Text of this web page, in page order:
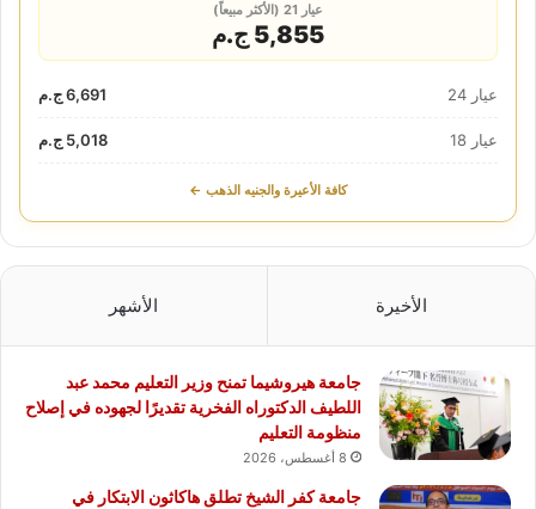
عيار 21 (الأكثر مبيعاً)
5,855 ج.م
عيار 24 6,691 ج.م
عيار 18 5,018 ج.م
كافة الأعيرة والجنيه الذهب ←
الأخيرة الأشهر
جامعة هيروشيما تمنح وزير التعليم محمد عبد
اللطيف الدكتوراه الفخرية تقديرًا لجهوده في إصلاح
منظومة التعليم
8 أغسطس، 2026
جامعة كفر الشيخ تطلق هاكاثون الابتكار في